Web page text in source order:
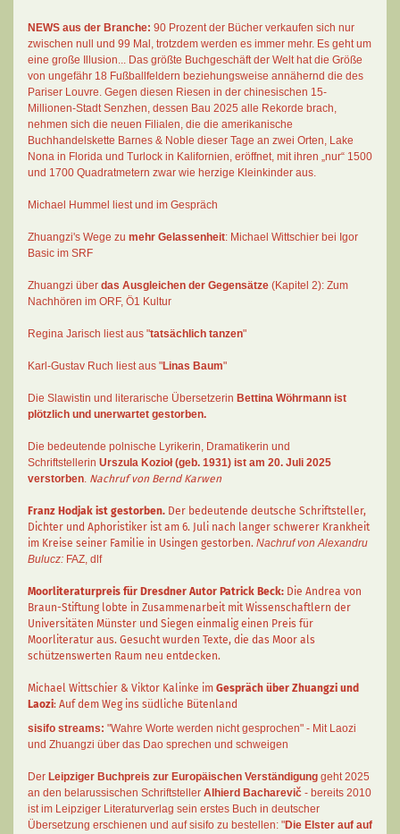
NEWS aus der Branche: 90 Prozent der Bücher verkaufen sich nur
zwischen null und 99 Mal , trotzdem werden es immer mehr. Es geht um
eine große Illusion... Das größte Buchgeschäft der Welt hat die Größe
von ungefähr 18 Fußballfeldern beziehungsweise annähernd die des
Pariser Louvre. Gegen diesen Riesen in der chinesischen 15-
Millionen-Stadt Senzhen, dessen Bau 2025 alle Rekorde brach,
nehmen sich die neuen Filialen, die die amerikanische
Buchhandelskette Barnes & Noble dieser Tage an zwei Orten, Lake
Nona in Florida und Turlock in Kalifornien, eröffnet, mit ihren „nur“ 1500
und 1700 Quadratmetern zwar wie herzige Kleinkinder aus.
Michael Hummel liest und im Gespräch
Zhuangzi's Wege zu mehr Gelassenheit: Michael Wittschier bei Igor
Basic im SRF
Zhuangzi über das Ausgleichen der Gegensätze (Kapitel 2): Zum
Nachhören im ORF, Ö1 Kultur
Regina Jarisch liest aus "tatsächlich tanzen"
Karl-Gustav Ruch liest aus "Linas Baum"
Die Slawistin und literarische Übersetzerin Bettina Wöhrmann ist
plötzlich und unerwartet gestorben.
Die bedeutende polnische Lyrikerin, Dramatikerin und
Schriftstellerin Urszula Kozioł (geb. 1931) ist am 20. Juli 2025
verstorben. Nachruf von Bernd Karwen
Franz Hodjak ist gestorben. Der bedeutende deutsche Schriftsteller,
Dichter und Aphoristiker ist am 6. Juli nach langer schwerer Krankheit
im Kreise seiner Familie in Usingen gestorben. Nachruf von Alexandru
Bulucz: FAZ, dlf
Moorliteraturpreis für Dresdner Autor Patrick Beck: Die Andrea von
Braun-Stiftung lobte in Zusammenarbeit mit Wissenschaftlern der
Universitäten Münster und Siegen einmalig einen Preis für
Moorliteratur aus. Gesucht wurden Texte, die das Moor als
schützenswerten Raum neu entdecken.
Michael Wittschier & Viktor Kalinke im Gespräch über Zhuangzi und
Laozi: Auf dem Weg ins südliche Bütenland
sisifo streams: "Wahre Worte werden nicht gesprochen" - Mit Laozi
und Zhuangzi über das Dao sprechen und schweigen
Der Leipziger Buchpreis zur Europäischen Verständigung geht 2025
an den belarussischen Schriftsteller Alhierd Bacharevič - bereits 2010
ist im Leipziger Literaturverlag sein erstes Buch in deutscher
Übersetzung erschienen und auf sisifo zu bestellen: "Die Elster auf auf